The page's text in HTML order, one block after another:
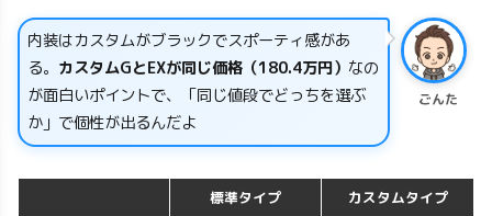
ごんた
内装はカスタムがブラックでスポーティ感があ
る。 カスタムGとEXが同じ価格（180.4万円） なの
が面白いポイントで、「同じ値段でどっちを選ぶ
か」で個性が出るんだよ
標準タイプ カスタムタイプ